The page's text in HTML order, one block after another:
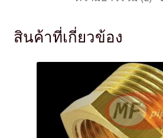
สินค้าที่เกี่ยวข้อง